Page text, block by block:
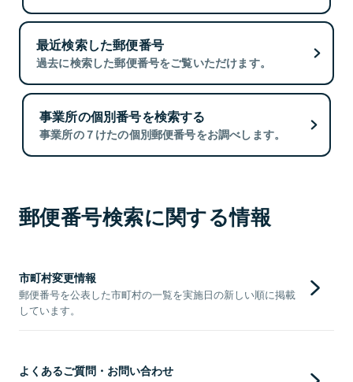
最近検索した郵便番号
過去に検索した郵便番号をご覧いただけます。
事業所の個別番号を検索する
事業所の７けたの個別郵便番号をお調べします。
郵便番号検索に関する情報
市町村変更情報
郵便番号を公表した市町村の一覧を実施日の新しい順に掲載
しています。
よくあるご質問・お問い合わせ